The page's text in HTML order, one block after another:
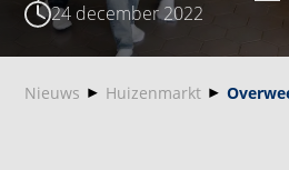
24 december 2022
Nieuws Huizenmarkt